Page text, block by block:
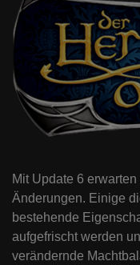
Mit Update 6
Änderungen. Einige
bestehende
aufgefrischt werden
verändernde